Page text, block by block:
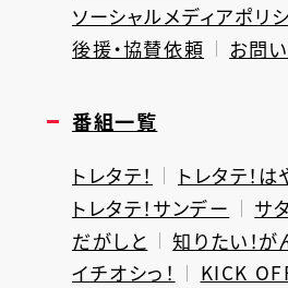
ソーシャルメディアポリ
後援・協賛依頼
お問
番組一覧
トレタテ！
トレタテ！
トレタテ！サンデー
サ
だがしと
知りたい！
イチオシっ！
KICK